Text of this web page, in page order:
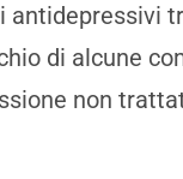
antidepressivi
di alcune
non